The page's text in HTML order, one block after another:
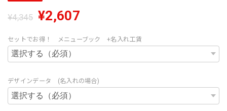
¥4,345 ¥2,607
セットでお得！ メニューブック +名入れ工賃
デザインデータ (名入れの場合)